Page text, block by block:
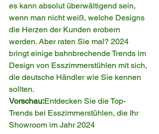
es kann absolut überwältigend sein,
wenn man nicht weiß, welche Designs
die Herzen der Kunden erobern
werden. Aber raten Sie mal? 2024
bringt einige bahnbrechende Trends im
Design von Esszimmerstühlen mit sich,
die deutsche Händler wie Sie kennen
sollten.
Vorschau:Entdecken Sie die Top-
Trends bei Esszimmerstühlen, die Ihr
Showroom im Jahr 2024